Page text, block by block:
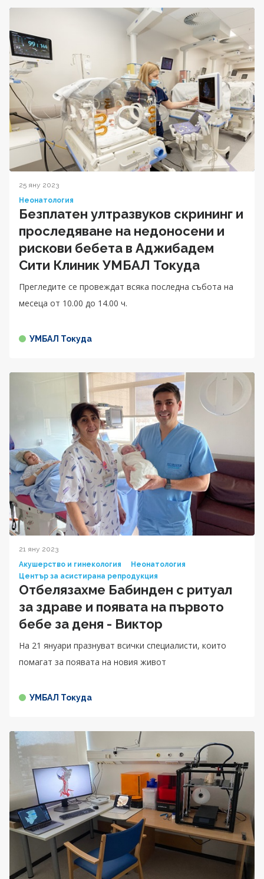
25 яну 2023
Неонатология
Безплатен ултразвуков скрининг и
проследяване на недоносени и
рискови бебета в Аджибадем
Сити Клиник УМБАЛ Токуда
Прегледите се провеждат всяка последна събота на
месеца от 10.00 до 14.00 ч.
УМБАЛ Токуда
21 яну 2023
Акушерство и гинекология
Неонатология
Център за асистирана репродукция
Отбелязахме Бабинден с ритуал
за здраве и появата на първото
бебе за деня - Виктор
На 21 януари празнуват всички специалисти, които
помагат за появата на новия живот
УМБАЛ Токуда